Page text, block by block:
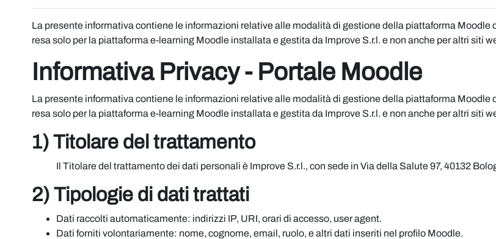
La presente informativa contiene le informazioni relative alle modalità di gestione della piattaforma Moodle
resa solo per la piattaforma e-learning Moodle installata e gestita da Improve S.r.l. e non anche per altri siti
Informativa Privacy - Portale Moodle
La presente informativa contiene le informazioni relative alle modalità di gestione della piattaforma Moodle
resa solo per la piattaforma e-learning Moodle installata e gestita da Improve S.r.l. e non anche per altri siti
1) Titolare del trattamento
Il Titolare del trattamento dei dati personali è Improve S.r.l., con sede in Via della Salute 97, 40132
2) Tipologie di dati trattati
Dati raccolti automaticamente: indirizzi IP, URI, orari di accesso, user agent.
Dati forniti volontariamente: nome, cognome, email, ruolo, e altri dati inseriti nel profilo Moodle.